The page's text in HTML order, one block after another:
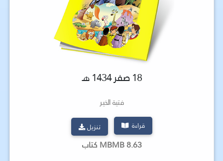
18 صفر 1434 هـ
فتية الخير
قراءة تنزيل
8.63 MBMB كتاب